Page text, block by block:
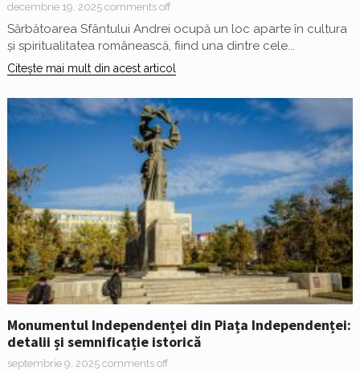
decembrie 19, 2025 comments off
Sărbătoarea Sfântului Andrei ocupă un loc aparte în cultura
și spiritualitatea românească, fiind una dintre cele...
Citește mai mult din acest articol
Monumentul Independenței din Piața Independenței:
detalii și semnificație istorică
septembrie 9, 2025 comments off